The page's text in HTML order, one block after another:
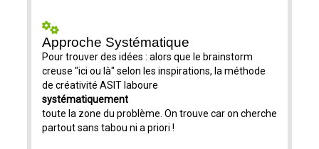
Approche Systématique
Pour trouver des idées : alors que le brainstorm
creuse "ici ou là" selon les inspirations, la méthode
de créativité ASIT laboure
systématiquement
toute la zone du problème. On trouve car on cherche
partout sans tabou ni a priori !